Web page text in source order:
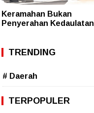
Keramahan Bukan
Penyerahan Kedaulatan
TRENDING
# Daerah
TERPOPULER